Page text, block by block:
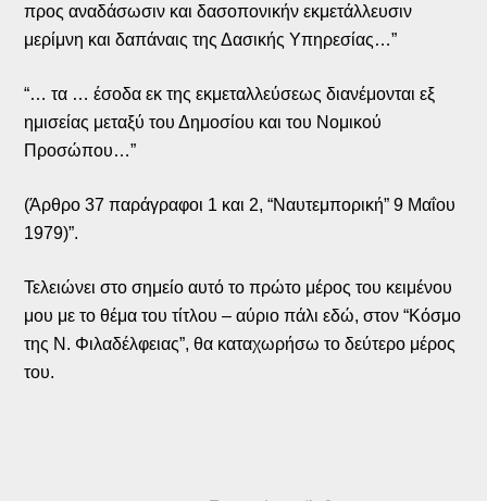
προς αναδάσωσιν και δασοπονικήν εκμετάλλευσιν
μερίμνη και δαπάναις της Δασικής Υπηρεσίας…”
“… τα … έσοδα εκ της εκμεταλλεύσεως διανέμονται εξ
ημισείας μεταξύ του Δημοσίου και του Νομικού
Προσώπου…”
(Άρθρο 37 παράγραφοι 1 και 2, “Ναυτεμπορική” 9 Μαΐου
1979)”.
Τελειώνει στο σημείο αυτό το πρώτο μέρος του κειμένου
μου με το θέμα του τίτλου – αύριο πάλι εδώ, στον “Κόσμο
της Ν. Φιλαδέλφειας”, θα καταχωρήσω το δεύτερο μέρος
του.